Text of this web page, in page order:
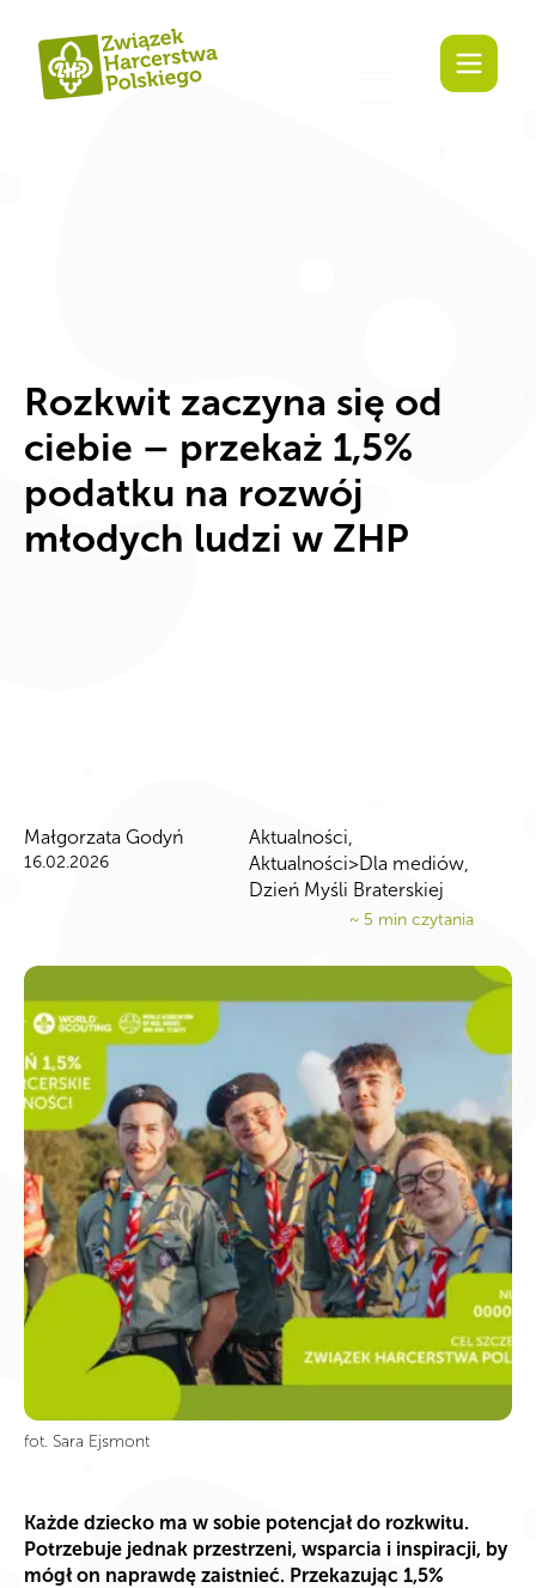
Rozkwit zaczyna się od
ciebie – przekaż 1,5%
podatku na rozwój
młodych ludzi w ZHP
Małgorzata Godyń
16.02.2026
Aktualności,
Aktualności>Dla mediów,
Dzień Myśli Braterskiej
~ 5 min czytania
fot. Sara Ejsmont
Każde dziecko ma w sobie potencjał do rozkwitu.
Potrzebuje jednak przestrzeni, wsparcia i inspiracji, by
mógł on naprawdę zaistnieć. Przekazując 1,5%